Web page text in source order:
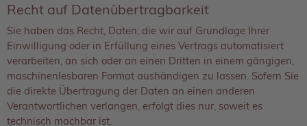
Recht auf Daten­übertrag­barkeit
Sie haben das Recht, Daten, die wir auf Grundlage Ihrer
Einwilligung oder in Erfüllung eines Vertrags automatisiert
verarbeiten, an sich oder an einen Dritten in einem gängigen,
maschinenlesbaren Format aushändigen zu lassen. Sofern Sie
die direkte Übertragung der Daten an einen anderen
Verantwortlichen verlangen, erfolgt dies nur, soweit es
technisch machbar ist.